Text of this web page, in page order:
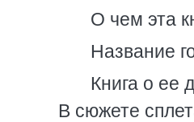
О чем эта
Название
Книга о ее
В сюжете